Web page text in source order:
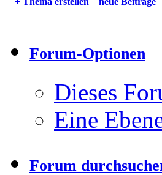
Forum-Optionen
Dieses
Eine
Forum